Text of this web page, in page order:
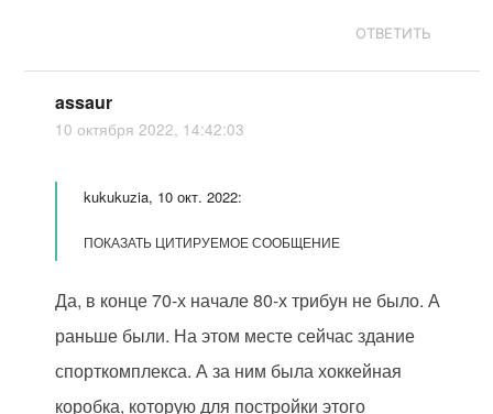
ОТВЕТИТЬ
assaur
10 октября 2022, 14:42:03
kukukuzia, 10 окт. 2022:
ПОКАЗАТЬ ЦИТИРУЕМОЕ СООБЩЕНИЕ
Да, в конце 70-х начале 80-х трибун не было. А
раньше были. На этом месте сейчас здание
спорткомплекса. А за ним была хоккейная
коробка, которую для постройки этого